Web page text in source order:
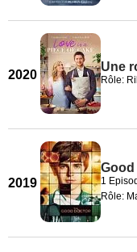
2020
Une
Rôle:
2019
Good
1
Rôle: